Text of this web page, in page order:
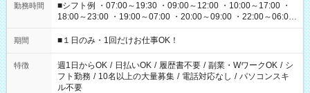
勤務時間
■シフト例 ・07:00～19:30 ・09:00～12:00 ・10:00～17:00 ・
18:00～23:00 ・19:00～07:00 ・20:00～09:00 ・22:00～06:00
etc ★最短で3時間で5,120円のお仕事から 15時間で2万円近く稼
げるお仕事も！ ご希望のお時間に合わせてご紹介！ ※シフトは
ください！
期間 ■１日のみ・1回だけお仕事OK！
特徴 週1日からOK / 日払いOK / 履歴書不要 / 副業・WワークOK / シ
フト勤務 / 10名以上の大量募集 / 電話対応なし / パソコンスキ
ル不要